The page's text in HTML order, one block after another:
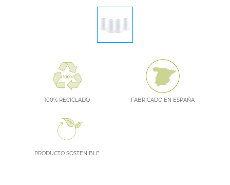
100% RECICLADO FABRICADO EN ESPAÑA
PRODUCTO SOSTENIBLE